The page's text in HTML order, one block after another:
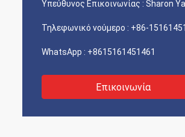
Υπεύθυνος Επικοινωνίας : Sharon
Τηλεφωνικό νούμερο : +86-
WhatsApp : +8615161451461
Επικοινωνία